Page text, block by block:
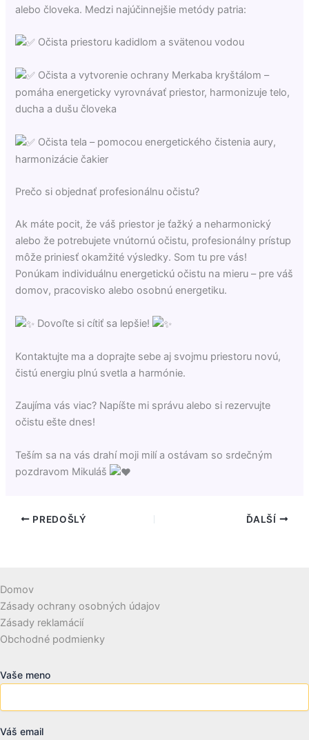
alebo človeka. Medzi najúčinnejšie metódy patria:
Očista priestoru kadidlom a svätenou vodou
Očista a vytvorenie ochrany Merkaba kryštálom –
pomáha energeticky vyrovnávať priestor, harmonizuje telo,
ducha a dušu človeka
Očista tela – pomocou energetického čistenia aury,
harmonizácie čakier
Prečo si objednať profesionálnu očistu?
Ak máte pocit, že váš priestor je ťažký a neharmonický
alebo že potrebujete vnútornú očistu, profesionálny prístup
môže priniesť okamžité výsledky. Som tu pre vás!
Ponúkam individuálnu energetickú očistu na mieru – pre váš
domov, pracovisko alebo osobnú energetiku.
Dovoľte si cítiť sa lepšie!
Kontaktujte ma a doprajte sebe aj svojmu priestoru novú,
čistú energiu plnú svetla a harmónie.
Zaujíma vás viac? Napíšte mi správu alebo si rezervujte
očistu ešte dnes!
Teším sa na vás drahí moji milí a ostávam so srdečným
pozdravom Mikuláš
PREDOŠLÝ ĎALŠÍ
Domov
Zásady ochrany osobných údajov
Zásady reklamácií
Obchodné podmienky
Vaše meno
Váš email